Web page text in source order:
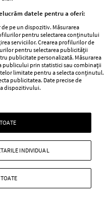
datele pentru a oferi:
pe un dispozitiv. Măsurarea
pentru selectarea conținutului
serviciilor. Crearea profilurilor de
pentru selectarea publicității
publicitate personalizată. Măsurarea
prin statistici sau combinații
limitate pentru a selecta conținutul.
publicitatea. Date precise de
dispozitivului.
INDIVIDUAL